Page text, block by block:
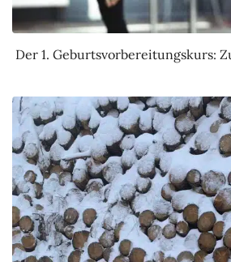
Der 1. Geburtsvorbereitungskurs: